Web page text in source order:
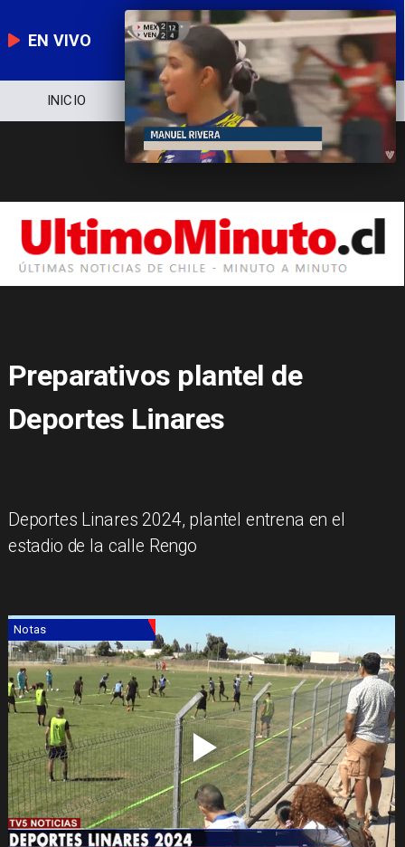
EN VIVO
NOTICIERO POLÍTICA ECONOMÍA
Preparativos plantel de
Deportes Linares
​Deportes Linares 2024, plantel entrena en el
estadio de la calle Rengo
Notas